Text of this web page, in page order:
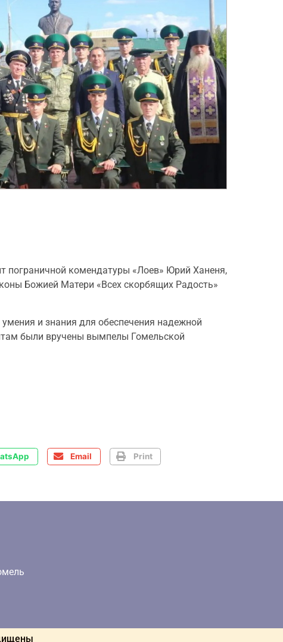
пограничной комендатуры «Лоев» Юрий Ханеня,
Божией Матери «Всех скорбящих Радость»
и знания для обеспечения надежной
были вручены вымпелы Гомельской
Email Print